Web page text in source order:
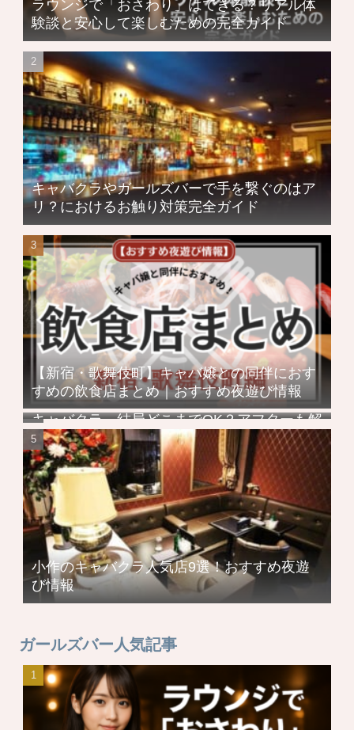
ラウンジで「おさわり」はできる？リアル体
験談と安心して楽しむための完全ガイド
キャバクラやガールズバーで手を繋ぐのはア
リ？におけるお触り対策完全ガイド
【新宿・歌舞伎町】キャバ嬢との同伴におす
すめの飲食店まとめ｜おすすめ夜遊び情報
キャバクラ、結局どこまでOK？アフターも解
説！
小作のキャバクラ人気店9選！おすすめ夜遊
び情報
ガールズバー人気記事